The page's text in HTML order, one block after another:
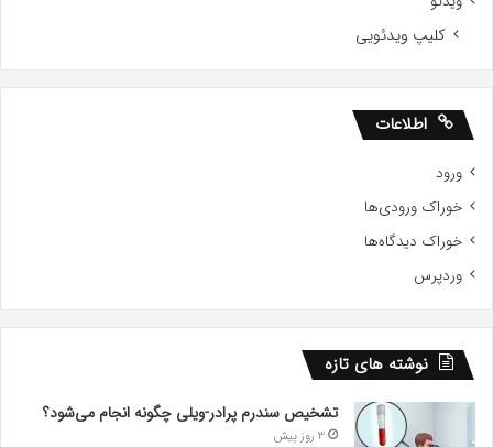
کلیپ ویدئویی
اطلاعات
ورود
خوراک ورودی‌ها
خوراک دیدگاه‌ها
وردپرس
نوشته های تازه
تشخیص سندرم پرادر-ویلی چگونه انجام می‌شود؟
3 روز پیش